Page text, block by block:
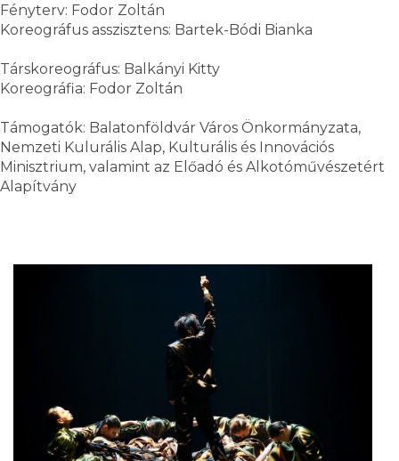
Fényterv: Fodor Zoltán
Koreográfus asszisztens: Bartek-Bódi Bianka
Társkoreográfus: Balkányi Kitty
Koreográfia: Fodor Zoltán
Támogatók: Balatonföldvár Város Önkormányzata,
Nemzeti Kulurális Alap, Kulturális és Innovációs
Minisztrium, valamint az Előadó és Alkotóművészetért
Alapítvány